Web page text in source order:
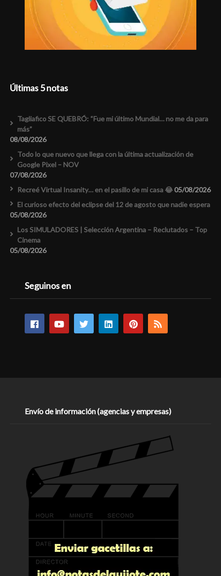
Últimas 5 notas
Tagliafico SE QUEBRÓ: “Fue mi último Mundial… no me da para
más”
08/08/2026
Todo lo que nuevo que llega con la última actualización de
Google Pixel – NOV
07/08/2026
Recreé Virtual Insanity… en el pasillo de mi casa 😂05/08/2026
El curioso efecto del eclipse del 12 de agosto que nadie espera
05/08/2026
Los SIMULADORES | Selección Argentina – Reclutados – Top
Cinema
05/08/2026
Seguinos en
Envío de información (agencias y empresas)